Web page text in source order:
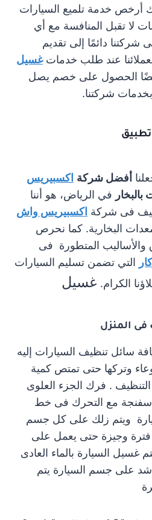
أرخص خدمة تلميع السيارات
لا تقبل المنافسة مع أي
دائمًا إلى تقديم
عند طلب خدماتغسيل
الحصول على خصم يصل
أفضل شركة اكسبيريس
في الرياض، هو أننا
فى شركة اكسبيريس واش
البخارية. كما نحرص
المتطورة فى
التي تضمن تسليم السيارات
الكرام. غسيل
المنزل
سائل تنظيف السيارات إليه
وتركها حتى تمتص كمية
. فرك الجزء العلوى
مع التحرك فى خط
ويتم زلك على كل جسم
فترة وجيزة حتى يعمل على
غسيل السيارة بالماء العادى
على جسم السيارة يتم